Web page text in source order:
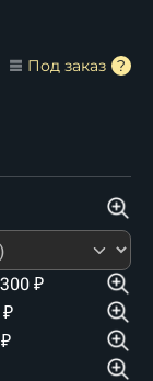
Под заказ
300₽
₽
₽